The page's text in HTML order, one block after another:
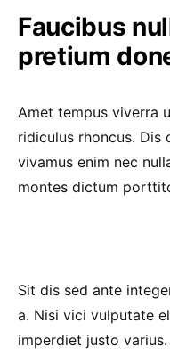
Faucibus
pretium
Amet tempus viverra
ridiculus rhoncus. Dis
vivamus enim nec
montes dictum
Sit dis sed ante
a. Nisi vici vulputate
imperdiet justo varius.